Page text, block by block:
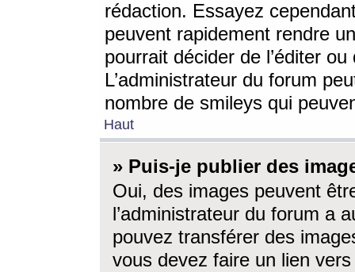
rédaction. Essayez
peuvent rapidement rendre
pourrait décider de l’éditer
L’administrateur du forum
nombre de smileys qui
Haut
» Puis-je publier des
Oui, des images peuvent
l’administrateur du forum a
pouvez transférer des
vous devez faire un lien